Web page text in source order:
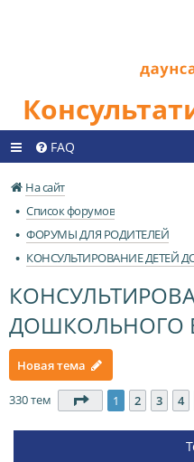
FAQ
На сайт
Список форумов
ФОРУМЫ ДЛЯ РОДИТЕЛЕЙ
КОНСУЛЬТИРОВАНИЕ ДЕТЕЙ
ДОШКОЛЬНОГО
Новая тема
330 тем Страница 1из 14
1 2 3 4